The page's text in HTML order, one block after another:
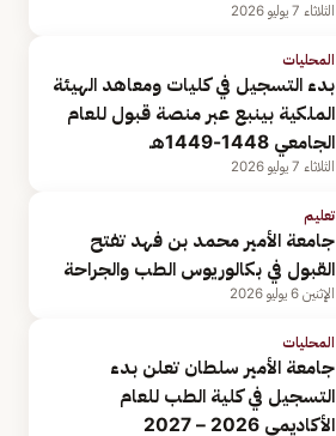
الثلاثاء 7 يوليو 2026
المحليات
بدء التسجيل في كليات ومعاهد الهيئة
الملكية بينبع عبر منصة قبول للعام
الجامعي 1448-1449هـ
الثلاثاء 7 يوليو 2026
تعليم
جامعة الأمير محمد بن فهد تفتح
القبول في بكالوريوس الطب والجراحة
الإثنين 6 يوليو 2026
المحليات
جامعة الأمير سلطان تعلن بدء
التسجيل في كلية الطب للعام
الأكاديمي 2026 – 2027